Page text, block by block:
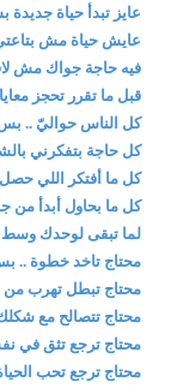
عايز تبدأ حياة
عايش حياة مش
فيه حاجة جواك مش
قبل ما تقرر تحجز
كل الناس حواليّ ..
كل حاجة بتفكرني
كل ما أفتكر اللي
كل ما بحاول أبدأ من
لما تبقى لوحدك وسط
محتاج تاخد خطوة ..
محتاج تبطل تهرب
محتاج تتصالح مع
محتاج ترجع تثق في
محتاج ترجع تحب